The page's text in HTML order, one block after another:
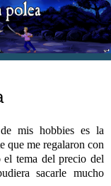
mis hobbies es la
que me regalaron con
el tema del precio del
sacarle mucho